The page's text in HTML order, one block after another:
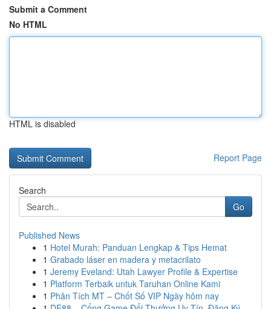
Submit a Comment
No HTML
HTML is disabled
Report Page
Search
Go
Published News
1 Hotel Murah: Panduan Lengkap & Tips Hemat
1 Grabado láser en madera y metacrilato
1 Jeremy Eveland: Utah Lawyer Profile & Expertise
1 Platform Terbaik untuk Taruhan Online Kami
1 Phân Tích MT – Chốt Số VIP Ngày hôm nay